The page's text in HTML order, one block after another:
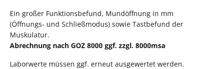
Ein großer Funktionsbefund, Mundöffnung in mm
(Öffnungs- und Schließmodus) sowie Tastbefund der
Muskulatur.
Abrechnung nach GOZ 8000 ggf. zzgl. 8000msa
Laborwerte müssen ggf. erneut ausgewertet werden.